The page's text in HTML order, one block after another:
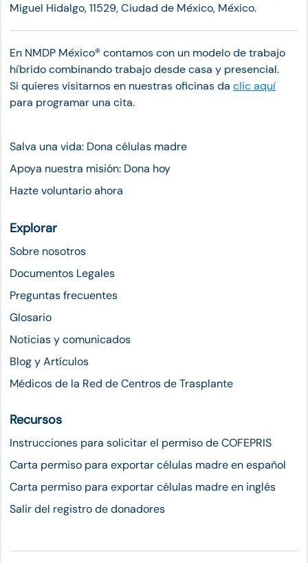
Miguel Hidalgo, 11529, Ciudad de México, México.
En NMDP México®︎ contamos con un modelo de trabajo
híbrido combinando trabajo desde casa y presencial.
Si quieres visitarnos en nuestras oficinas da clic aquí
para programar una cita.
Salva una vida: Dona células madre
Apoya nuestra misión: Dona hoy
Hazte voluntario ahora
Explorar
Sobre nosotros
Documentos Legales
Preguntas frecuentes
Glosario
Noticias y comunicados
Blog y Artículos
Médicos de la Red de Centros de Trasplante
Recursos
Instrucciones para solicitar el permiso de COFEPRIS
Carta permiso para exportar células madre en español
Carta permiso para exportar células madre en inglés
Salir del registro de donadores